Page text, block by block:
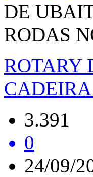
DE
RODAS
ROTARY
3.391
0
24/09/